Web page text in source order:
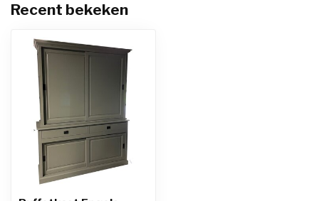
Recent bekeken